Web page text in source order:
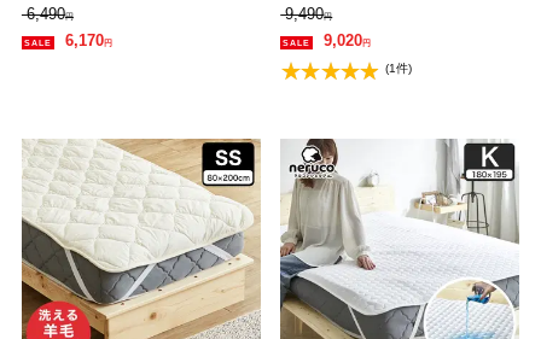
臭 洗い替え 買い替え 四隅ゴムバン
ド ワイドサイズ
6,490円
6,170円
臭 洗い替え 買い替え 四隅ゴムバン
ド ワイドサイズ
9,490円
9,020円
(1件)